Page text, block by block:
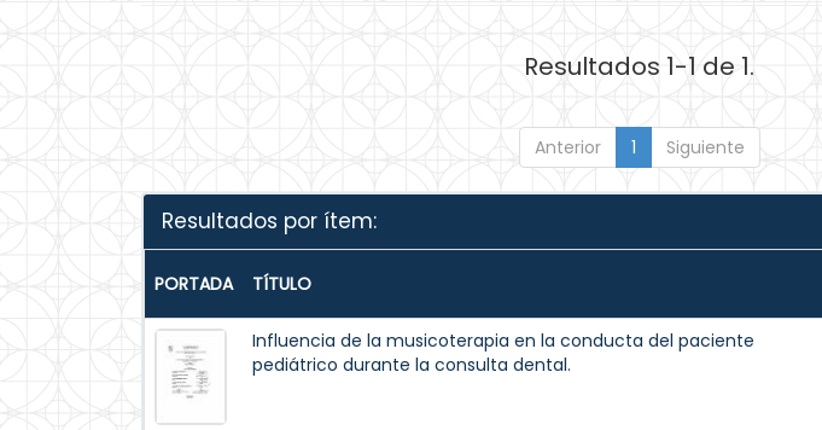
Resultados 1-1 de 1.
Anterior 1 Siguiente
Resultados por ítem:
PORTADA TÍTULO
Influencia de la musicoterapia en la conducta del paciente
pediátrico durante la consulta dental.